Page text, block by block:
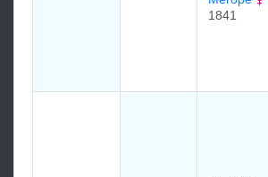
1841